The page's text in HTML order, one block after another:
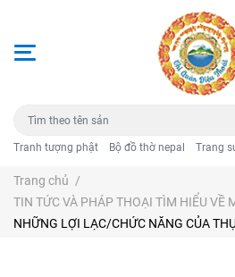
Tranh tượng phật Bộ đồ thờ nepal Trang
Trang chủ /
TIN TỨC VÀ PHÁP THOẠI TÌM HIỂU VỀ
NHỮNG LỢI LẠC/CHỨC NĂNG CỦA